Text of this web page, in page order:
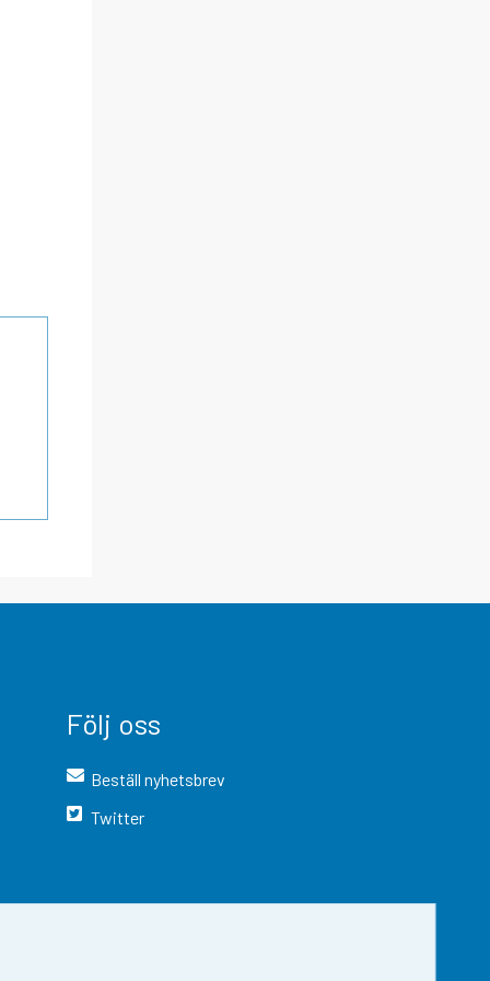
Följ oss
Beställ nyhetsbrev
Twitter